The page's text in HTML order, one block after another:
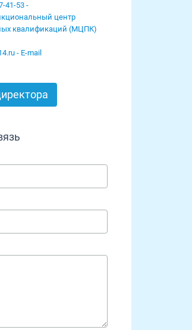
41-53 -
центр
квалификаций (МЦПК)
- E-mail